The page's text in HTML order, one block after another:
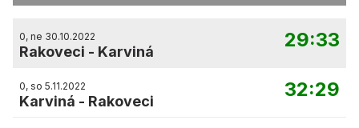
0, ne 30.10.2022
Rakoveci - Karviná
29:33
0, so 5.11.2022
Karviná - Rakoveci
32:29